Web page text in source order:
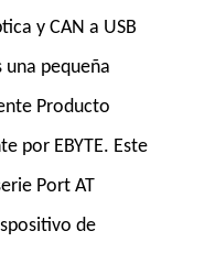
y CAN a USB
una pequeña
Producto
por EBYTE. Este
Port AT
de